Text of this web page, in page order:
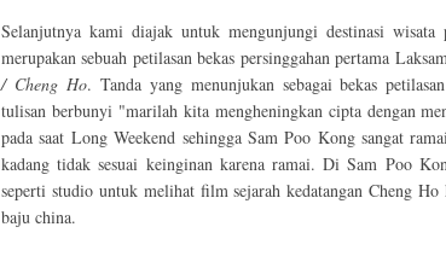
Selanjutnya kami diajak untuk mengunjungi destinasi wisata
merupakan sebuah petilasan bekas persinggahan pertama
/ Cheng Ho. Tanda yang menunjukan sebagai bekas
tulisan berbunyi "marilah kita mengheningkan cipta dengan
pada saat Long Weekend sehingga Sam Poo Kong sangat
kadang tidak sesuai keinginan karena ramai. Di Sam Poo
seperti studio untuk melihat film sejarah kedatangan Cheng
baju china.